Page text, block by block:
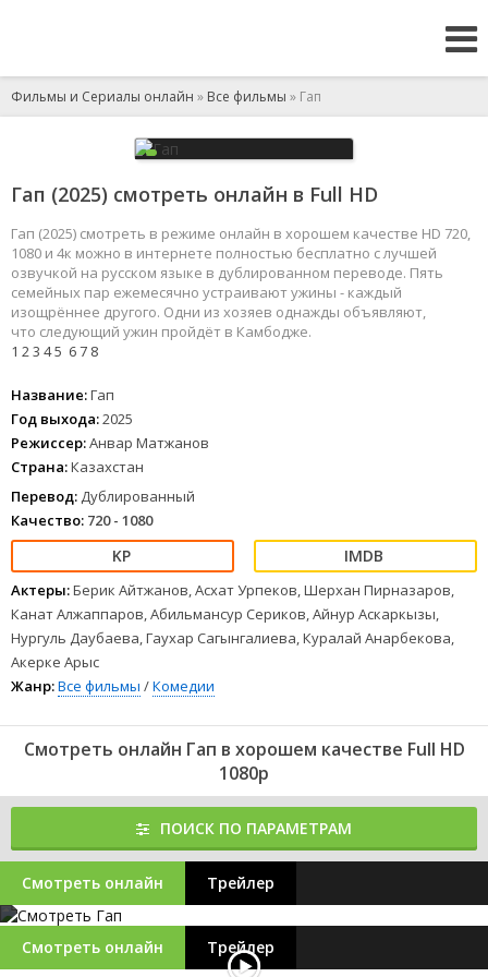
Фильмы и Сериалы онлайн » Все фильмы » Гап
Гап (2025) смотреть онлайн в Full HD
Гап (2025) смотреть в режиме онлайн в хорошем качестве HD 720,
1080 и 4к можно в интернете полностью бесплатно с лучшей
озвучкой на русском языке в дублированном переводе. Пять
семейных пар ежемесячно устраивают ужины - каждый
изощрённее другого. Одни из хозяев однажды объявляют,
что следующий ужин пройдёт в Камбодже.
1 23 45 67 8
Название:Гап
Год выхода:2025
Режиссер:Анвар Матжанов
Страна:Казахстан
Перевод: Дублированный
Качество: 720 - 1080
Актеры:Берик Айтжанов, Асхат Урпеков, Шерхан Пирназаров,
Канат Алжаппаров, Абильмансур Сериков, Айнур Аскаркызы,
Нургуль Даубаева, Гаухар Сагынгалиева, Куралай Анарбекова,
Акерке Арыс
Жанр:Все фильмы /Комедии
Смотреть онлайн Гап в хорошем качестве Full HD
1080p
ПОИСК ПО ПАРАМЕТРАМ
Смотреть онлайн Трейлер
Смотреть онлайн Трейлер